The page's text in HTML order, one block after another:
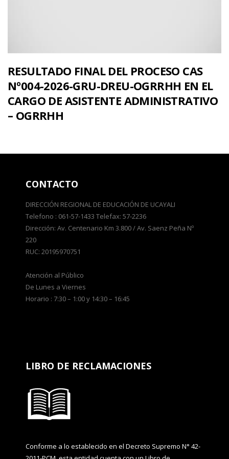
RESULTADO FINAL DEL PROCESO CAS
Nº004-2026-GRU-DREU-OGRRHH EN EL
CARGO DE ASISTENTE ADMINISTRATIVO
– OGRRHH
CONTACTO
DIRECCIÓN REGIONAL DE EDUCACIÓN DE UCAYALI
Telefono : 061-57-1433 Telefax: 57-2236
Dirección: Av. Centenario Km 3.800 / Av. Saenz Peña Nº
220
RUC: 20195970751
Atención al Público
De Lunes a Viernes
Horario : 7:30 – 1:00 y 14:30 – 16:45
LIBRO DE RECLAMACIONES
Conforme a lo establecido en el Decreto Supremo N° 42-